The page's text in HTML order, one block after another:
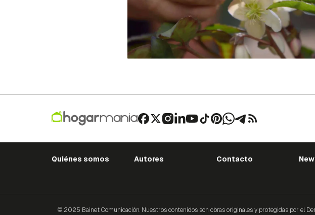
Quiénes somos Autores Contacto
© 2025 Bainet Comunicación. Nuestros contenidos son obras originales y protegidas por el